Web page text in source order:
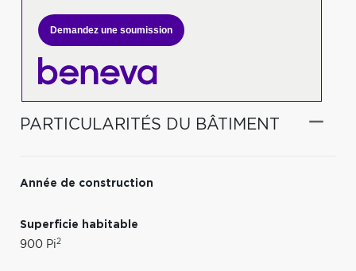
Demandez une soumission
PARTICULARITÉS DU BÂTIMENT
Année de construction
Superficie habitable
900 Pi2